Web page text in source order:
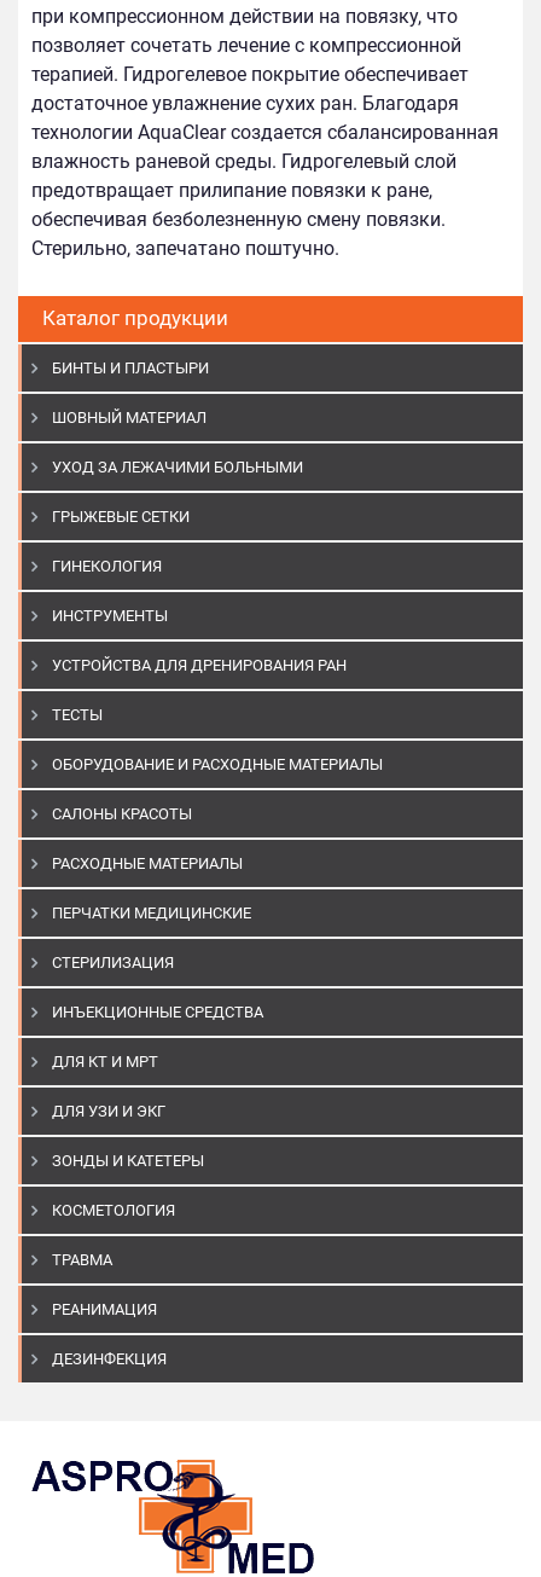
Каталог продукции
БИНТЫ И ПЛАСТЫРИ
ШОВНЫЙ МАТЕРИАЛ
УХОД ЗА ЛЕЖАЧИМИ БОЛЬНЫМИ
ГРЫЖЕВЫЕ СЕТКИ
ГИНЕКОЛОГИЯ
ИНСТРУМЕНТЫ
УСТРОЙСТВА ДЛЯ ДРЕНИРОВАНИЯ РАН
ТЕСТЫ
ОБОРУДОВАНИЕ И РАСХОДНЫЕ МАТЕРИАЛЫ
САЛОНЫ КРАСОТЫ
РАСХОДНЫЕ МАТЕРИАЛЫ
ПЕРЧАТКИ МЕДИЦИНСКИЕ
СТЕРИЛИЗАЦИЯ
ИНЪЕКЦИОННЫЕ СРЕДСТВА
ДЛЯ КТ И МРТ
ДЛЯ УЗИ И ЭКГ
ЗОНДЫ И КАТЕТЕРЫ
КОСМЕТОЛОГИЯ
ТРАВМА
РЕАНИМАЦИЯ
ДЕЗИНФЕКЦИЯ
при компрессионном действии на повязку, что
позволяет сочетать лечение с компрессионной
терапией. Гидрогелевое покрытие обеспечивает
достаточное увлажнение сухих ран. Благодаря
технологии AquaClear создается сбалансированная
влажность раневой среды. Гидрогелевый слой
предотвращает прилипание повязки к ране,
обеспечивая безболезненную смену повязки.
Стерильно, запечатано поштучно.